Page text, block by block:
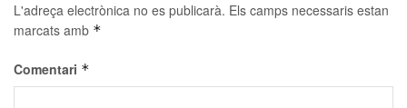
L'adreça electrònica no es publicarà. Els camps necessaris estan
marcats amb *
Comentari *